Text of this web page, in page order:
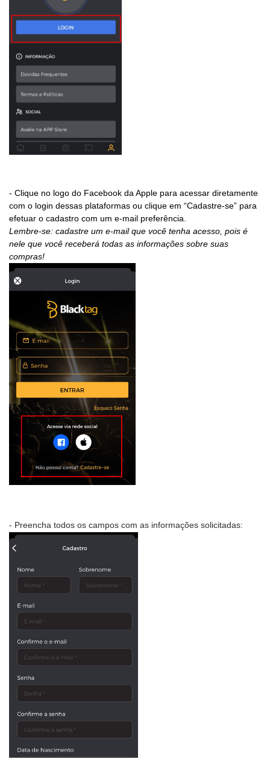
- Clique no logo do Facebook da Apple para acessar diretamente
com o login dessas plataformas ou clique em “Cadastre-se” para
efetuar o cadastro com um e-mail preferência.
Lembre-se: cadastre um e-mail que você tenha acesso, pois é
nele que você receberá todas as informações sobre suas
compras!
- Preencha todos os campos com as informações solicitadas: